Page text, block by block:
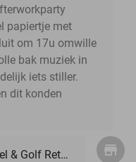
papiertje met
om 17u omwille
bak muziek in
iets stiller.
dit konden
Stiemerheide - The Urban Hotel & Golf Retreat 4 * Superior